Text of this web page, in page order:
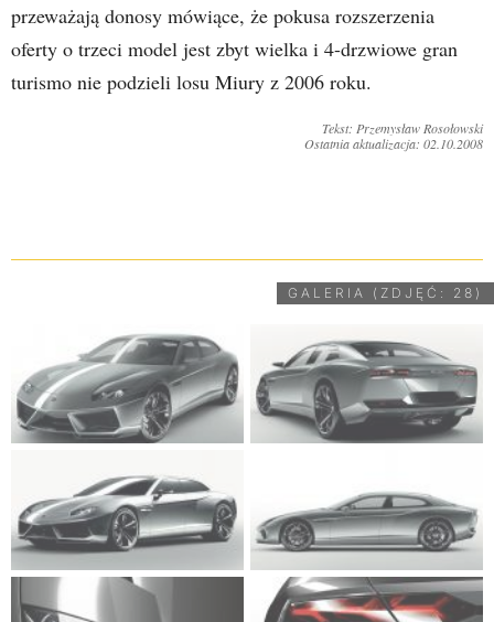
przeważają donosy mówiące, że pokusa rozszerzenia
oferty o trzeci model jest zbyt wielka i 4-drzwiowe gran
turismo nie podzieli losu Miury z 2006 roku.
Tekst: Przemysław Rosołowski
Ostatnia aktualizacja: 02.10.2008
GALERIA (ZDJĘĆ: 28)